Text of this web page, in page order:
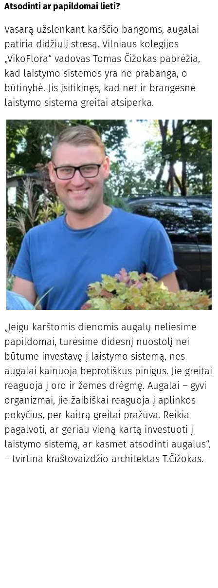
Atsodinti ar papildomai lieti?
Vasarą užslenkant karščio bangoms, augalai
patiria didžiulį stresą. Vilniaus kolegijos
„VikoFlora“ vadovas Tomas Čižokas pabrėžia,
kad laistymo sistemos yra ne prabanga, o
būtinybė. Jis įsitikinęs, kad net ir brangesnė
laistymo sistema greitai atsiperka.
„Jeigu karštomis dienomis augalų neliesime
papildomai, turėsime didesnį nuostolį nei
būtume investavę į laistymo sistemą, nes
augalai kainuoja beprotiškus pinigus. Jie greitai
reaguoja į oro ir žemės drėgmę. Augalai – gyvi
organizmai, jie žaibiškai reaguoja į aplinkos
pokyčius, per kaitrą greitai pražūva. Reikia
pagalvoti, ar geriau vieną kartą investuoti į
laistymo sistemą, ar kasmet atsodinti augalus“,
– tvirtina kraštovaizdžio architektas T.Čižokas.